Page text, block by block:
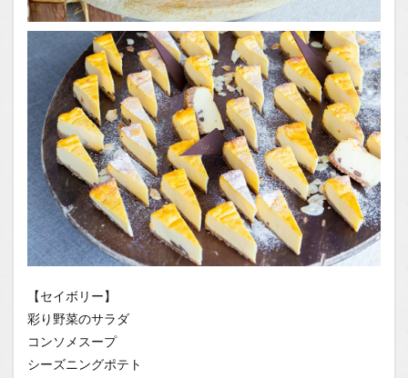
【セイボリー】
彩り野菜のサラダ
コンソメスープ
シーズニングポテト